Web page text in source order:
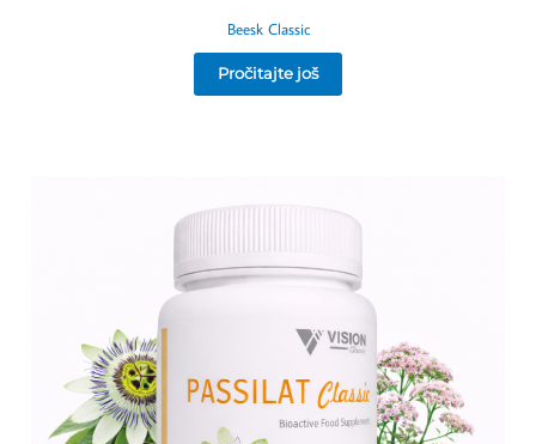
Beesk Classic
Pročitajte još